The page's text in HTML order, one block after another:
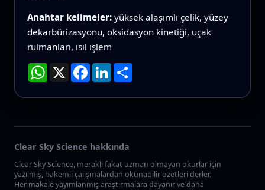
Anahtar kelimeler: yüksek alaşımlı çelik, yüzey
dekarbürizasyonu, oksidasyon kinetiği, uçak
rulmanları, ısıl işlem
WhatsApp
X Facebook
LinkedInPaylaş
Clear Sky Science hakkında
Clear Sky Science, meraklı fakat uzman olmayan okurlar için
yazılmış, hakemli çalışmalardan okunabilir özetleri derler.
Her makale yayımlanmış araştırmalara dayanır ve daha